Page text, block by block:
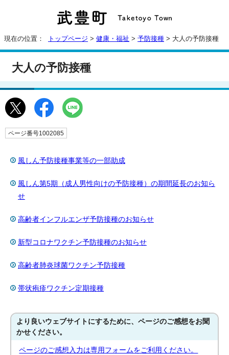
現在の位置： トップページ > 健康・福祉 > 予防接種 > 大人の予防接種
大人の予防接種
ページ番号1002085
風しん予防接種事業等の一部助成
風しん第5期（成人男性向けの予防接種）の期間延長のお知ら
せ
高齢者インフルエンザ予防接種のお知らせ
新型コロナワクチン予防接種のお知らせ
高齢者肺炎球菌ワクチン予防接種
帯状疱疹ワクチン定期接種
より良いウェブサイトにするために、ページのご感想をお聞
かせください。
ページのご感想入力は専用フォームをご利用ください。